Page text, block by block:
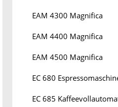
EAM 4300 Magnifica
EAM 4400 Magnifica
EAM 4500 Magnifica
EC 680
EC 685